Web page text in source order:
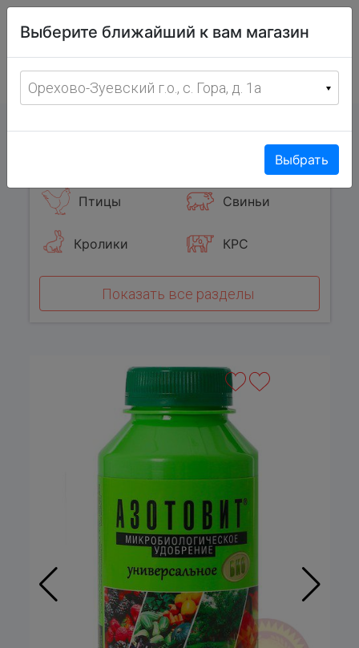
фермерских
товаров
с 8:00 до 19:00 ежедневно
Птицы Свиньи
Кролики КРС
Показать все разделы
Выберите ближайший к вам магазин
Орехово-Зуевский г.о., с. Гора, д. 1а
Выбрать